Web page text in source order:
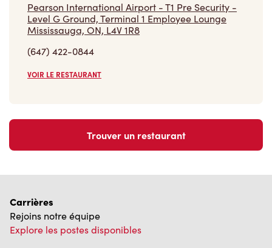
Pearson International Airport - T1 Pre Security -
Level G Ground, Terminal 1 Employee Lounge
Mississauga, ON, L4V 1R8
(647) 422-0844
VOIR LE RESTAURANT
Trouver un restaurant
Carrières
Rejoins notre équipe
Explore les postes disponibles